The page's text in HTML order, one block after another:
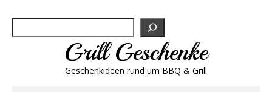
Grill Geschenke
Geschenkideen rund um BBQ & Grill